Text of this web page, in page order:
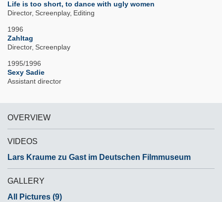
Life is too short, to dance with ugly women
Director Screenplay Editing
1996
Zahltag
Director Screenplay
1995/1996
Sexy Sadie
Assistant director
OVERVIEW
VIDEOS
Lars Kraume zu Gast im Deutschen Filmmuseum
GALLERY
All Pictures (9)